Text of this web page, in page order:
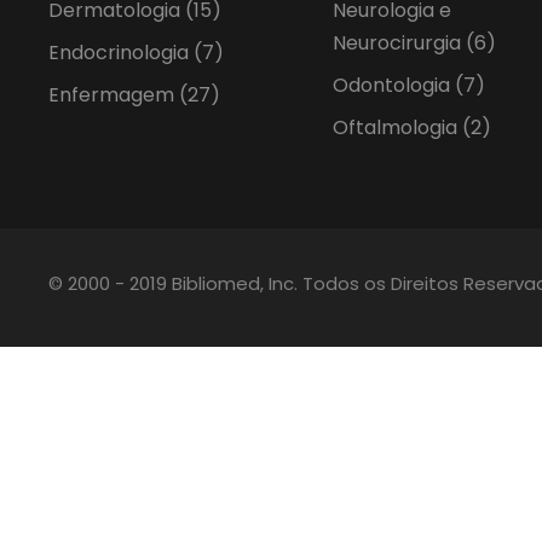
Dermatologia (15)
Endocrinologia (7)
Enfermagem (27)
Neurologia e
Neurocirurgia (6)
Odontologia (7)
Oftalmologia (2)
© 2000 - 2019 Bibliomed, Inc. Todos os Direitos